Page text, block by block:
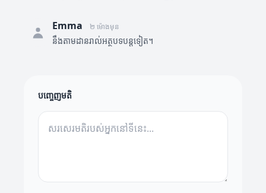
Emma ២ ម៉ោងមុន
នឹងតាមដានរាល់អត្ថបទបន្តទៀត។
បញ្ចេញមតិ